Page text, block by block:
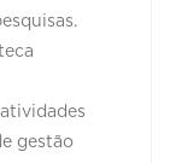
gestão